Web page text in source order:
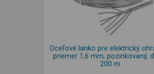
Oceľové lanko pre elektrický
priemer 1,6 mm, pozinkovaný,
200 m